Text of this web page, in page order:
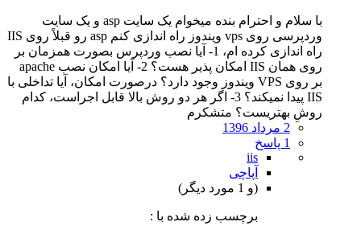
با سلام و احترام بنده میخوام یک سایت asp و یک سایت
وردپرسی روی vps ویندوز راه اندازی کنم asp رو قبلاً روی IIS
راه اندازی کرده ام، 1- آیا نصب وردپرس بصورت همزمان بر
روی همان IIS امکان پذیر هست؟ 2- آیا امکان نصب apache
بر روی VPS ویندوز وجود دارد؟ درصورت امکان، آیا تداخلی با
IIS پیدا نمیکند؟ 3- اگر هر دو روش بالا قابل اجراست، کدام
روشِ بهتریست؟ متشکرم
2 مرداد 1396
1 پاسخ
iis
آپاچی
(و 1 مورد دیگر)
برچسب زده شده با :